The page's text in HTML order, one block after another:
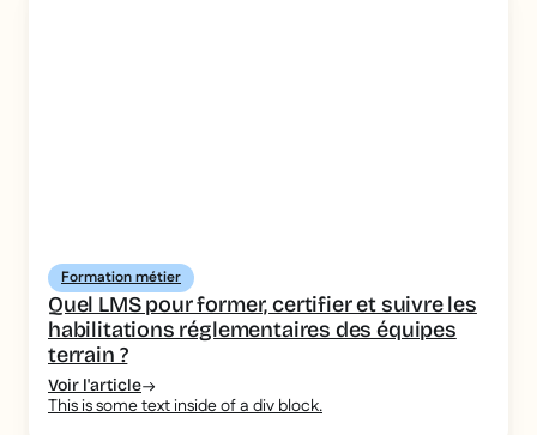
Formation métier
Quel LMS pour former, certifier et suivre les
habilitations réglementaires des équipes
terrain ?
Voir l'article
This is some text inside of a div block.